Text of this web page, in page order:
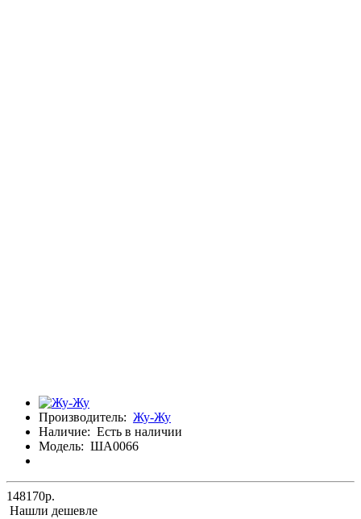
Производитель: Жу-Жу
Наличие: Есть в наличии
Модель: ША0066
148170р.
Нашли дешевле